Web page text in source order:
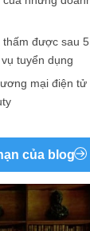
thấm được sau 5
tuyển dụng
mại điện tử
của blog